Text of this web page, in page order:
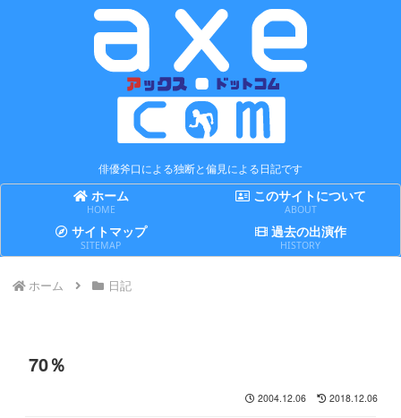
俳優斧口による独断と偏見による日記です
ホーム
HOME
このサイトについて
ABOUT
サイトマップ
SITEMAP
過去の出演作
HISTORY
ホーム 日記
70％
2004.12.06 2018.12.06